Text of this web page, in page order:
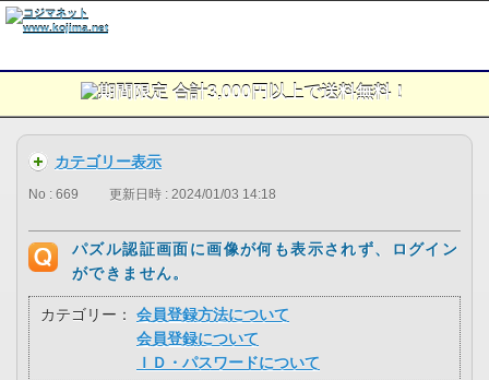
カテゴリー表示
No : 669 更新日時 : 2024/01/03 14:18
パズル認証画面に画像が何も表示されず、ログイン
ができません。
カテゴリー：
会員登録方法について
会員登録について
ＩＤ・パスワードについて